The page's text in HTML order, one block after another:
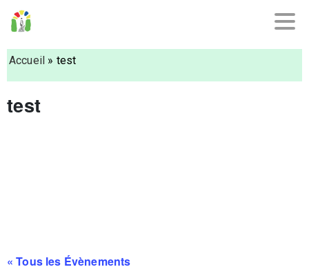
Accueil » test
test
« Tous les Évènements